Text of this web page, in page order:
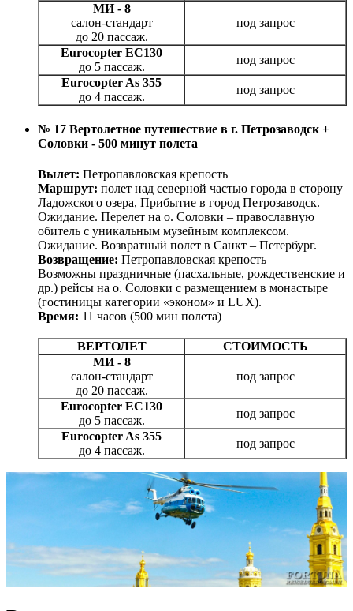
МИ - 8
салон-стандарт
до 20 пассаж.
под запрос
Eurocopter EC130
до 5 пассаж.
под запрос
Eurocopter As 355
до 4 пассаж.
под запрос
№ 17 Вертолетное путешествие в г. Петрозаводск +
Соловки - 500 минут полета
Вылет: Петропавловская крепость
Маршрут: полет над северной частью города в сторону
Ладожского озера, Прибытие в город Петрозаводск.
Ожидание. Перелет на о. Соловки – православную
обитель с уникальным музейным комплексом.
Ожидание. Возвратный полет в Санкт – Петербург.
Возвращение: Петропавловская крепость
Возможны праздничные (пасхальные, рождественские и
др.) рейсы на о. Соловки с размещением в монастыре
(гостиницы категории «эконом» и LUX).
Время: 11 часов (500 мин полета)
ВЕРТОЛЕТ
СТОИМОСТЬ
МИ - 8
салон-стандарт
до 20 пассаж.
под запрос
Eurocopter EC130
до 5 пассаж.
под запрос
Eurocopter As 355
до 4 пассаж.
под запрос